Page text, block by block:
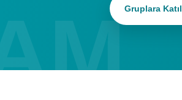
Gruplara Katıl